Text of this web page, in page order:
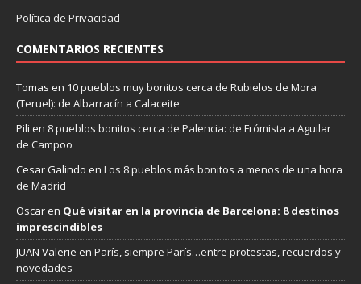
Política de Privacidad
COMENTARIOS RECIENTES
Tomas en 10 pueblos muy bonitos cerca de Rubielos de Mora
(Teruel): de Albarracín a Calaceite
Pili en 8 pueblos bonitos cerca de Palencia: de Frómista a Aguilar
de Campoo
Cesar Galindo en Los 8 pueblos más bonitos a menos de una hora
de Madrid
Oscaren Qué visitar en la provincia de Barcelona: 8 destinos
imprescindibles
JUAN Valerie en París, siempre París…entre protestas, recuerdos y
novedades